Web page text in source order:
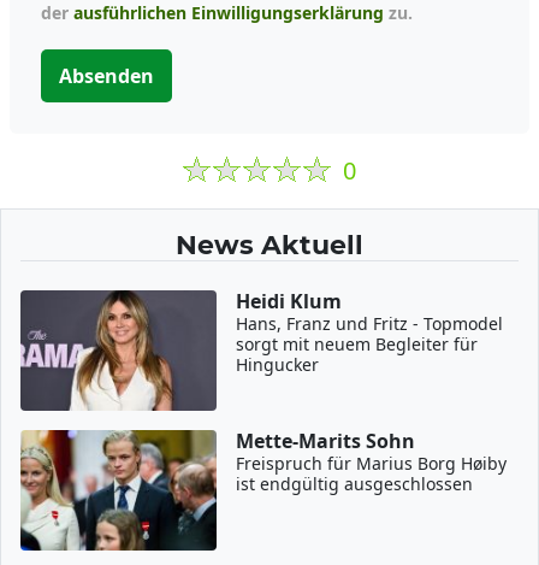
der ausführlichen Einwilligungserklärung zu.
Absenden
0
News Aktuell
Heidi Klum
Hans, Franz und Fritz - Topmodel
sorgt mit neuem Begleiter für
Hingucker
Mette-Marits Sohn
Freispruch für Marius Borg Høiby
ist endgültig ausgeschlossen